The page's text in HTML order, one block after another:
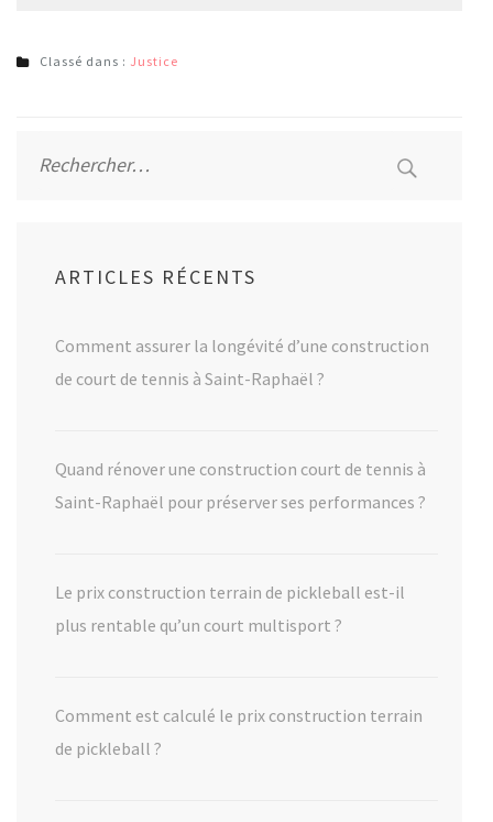
Classé dans : Justice
ARTICLES RÉCENTS
Comment assurer la longévité d’une construction
de court de tennis à Saint-Raphaël ?
Quand rénover une construction court de tennis à
Saint-Raphaël pour préserver ses performances ?
Le prix construction terrain de pickleball est-il
plus rentable qu’un court multisport ?
Comment est calculé le prix construction terrain
de pickleball ?